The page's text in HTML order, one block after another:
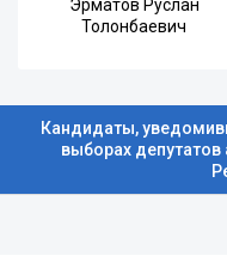
Эрматов Руслан
Толонбаевич
Кандидаты,
выборах